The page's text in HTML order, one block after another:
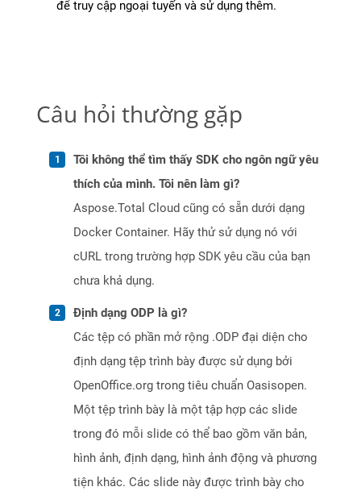
để truy cập ngoại tuyến và sử dụng thêm.
Câu hỏi thường gặp
Tôi không thể tìm thấy SDK cho ngôn ngữ yêu
thích của mình. Tôi nên làm gì?
Aspose.Total Cloud cũng có sẵn dưới dạng
Docker Container. Hãy thử sử dụng nó với
cURL trong trường hợp SDK yêu cầu của bạn
chưa khả dụng.
Định dạng ODP là gì?
Các tệp có phần mở rộng .ODP đại diện cho
định dạng tệp trình bày được sử dụng bởi
OpenOffice.org trong tiêu chuẩn Oasisopen.
Một tệp trình bày là một tập hợp các slide
trong đó mỗi slide có thể bao gồm văn bản,
hình ảnh, định dạng, hình ảnh động và phương
tiện khác. Các slide này được trình bày cho